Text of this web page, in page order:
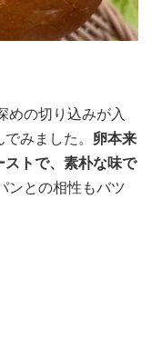
めの切り込みが入
みました。 卵本来
トで、素朴な味で
ンとの相性もバツ